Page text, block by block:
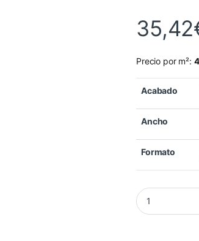
35,42
Precio por m²:
Acabado
Ancho
Formato
Vinilo Mactac